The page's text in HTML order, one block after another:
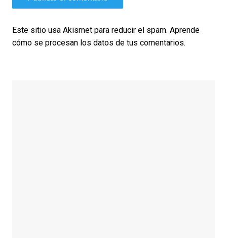
Este sitio usa Akismet para reducir el spam. Aprende
cómo se procesan los datos de tus comentarios.